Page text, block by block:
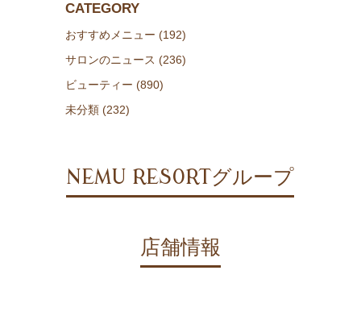
CATEGORY
おすすめメニュー (192)
サロンのニュース (236)
ビューティー (890)
未分類 (232)
NEMU RESORTグループ
店舗情報